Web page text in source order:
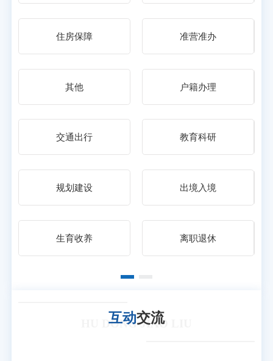
住房保障 准营准办
其他 户籍办理
交通出行 教育科研
规划建设 出境入境
生育收养 离职退休
互动交流
HU DONG JIAO LIU